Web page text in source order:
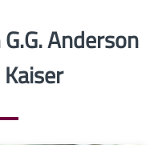
Anderson